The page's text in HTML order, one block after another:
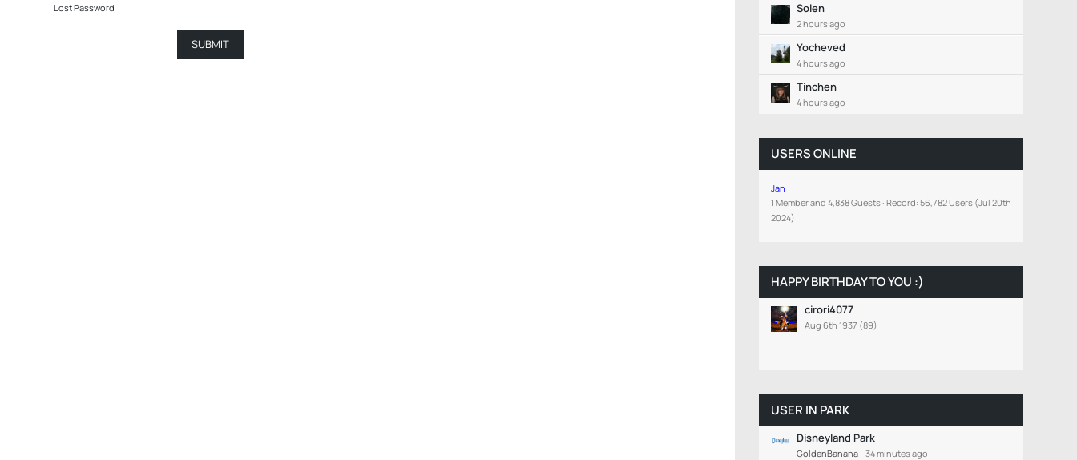
Lost Password Solen
2 hours ago
Yocheved
4 hours ago
Tinchen
4 hours ago
USERS ONLINE
Jan
1 Member and 4,838 Guests Record: 56,782 Users (Jul 20th
2024)
HAPPY BIRTHDAY TO YOU :)
cirori4077
Aug 6th 1937 (89)
USER IN PARK
Disneyland Park
GoldenBanana- 34 minutes ago